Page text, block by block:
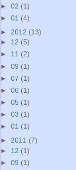
► 02 (1)
► 01 (4)
► 2012 (13)
► 12 (5)
► 11 (2)
► 09 (1)
► 07 (1)
► 06 (1)
► 05 (1)
► 03 (1)
► 01 (1)
► 2011 (7)
► 12 (1)
► 09 (1)